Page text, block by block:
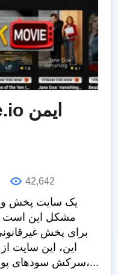
42,642
مشکل این است
برای پخش
این، این سایت
سرکش سودهای پولی ایجاد می کند. در نتیجه،...